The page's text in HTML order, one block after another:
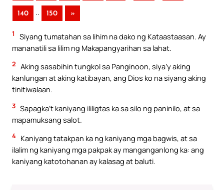
140 .. 150 »
1
Siyang tumatahan sa lihim na dako ng Kataastaasan. Ay
mananatili sa lilim ng Makapangyarihan sa lahat.
2 Aking sasabihin tungkol sa Panginoon, siya’y aking
kanlungan at aking katibayan, ang Dios ko na siyang aking
tinitiwalaan.
3 Sapagka’t kaniyang ililigtas ka sa silo ng paninilo, at sa
mapamuksang salot.
4 Kaniyang tatakpan ka ng kaniyang mga bagwis, at sa
ilalim ng kaniyang mga pakpak ay manganganlong ka: ang
kaniyang katotohanan ay kalasag at baluti.